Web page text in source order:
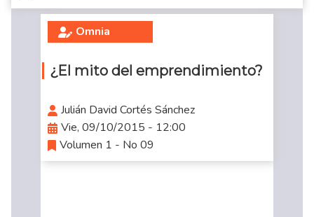
Omnia
¿El mito del emprendimiento?
Julián David Cortés Sánchez
Vie, 09/10/2015 - 12:00
Volumen 1 - No 09